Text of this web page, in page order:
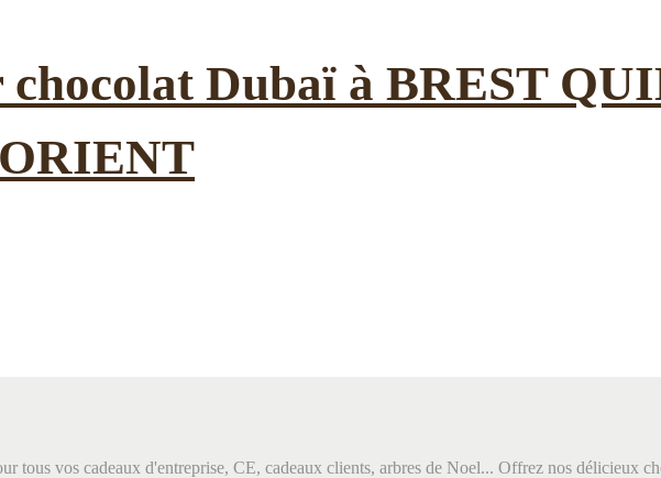
chocolat Dubaï à BREST
tous vos cadeaux d'entreprise, CE, cadeaux clients, arbres de Noel... Offrez nos délicieux